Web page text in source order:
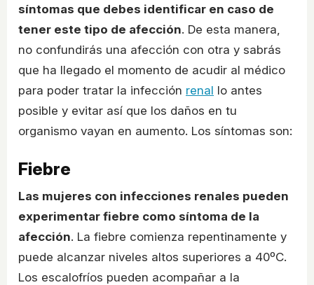
síntomas que debes identificar en caso de
tener este tipo de afección. De esta manera,
no confundirás una afección con otra y sabrás
que ha llegado el momento de acudir al médico
para poder tratar la infección renal lo antes
posible y evitar así que los daños en tu
organismo vayan en aumento. Los síntomas son:
Fiebre
Las mujeres con infecciones renales pueden
experimentar fiebre como síntoma de la
afección. La fiebre comienza repentinamente y
puede alcanzar niveles altos superiores a 40ºC.
Los escalofríos pueden acompañar a la